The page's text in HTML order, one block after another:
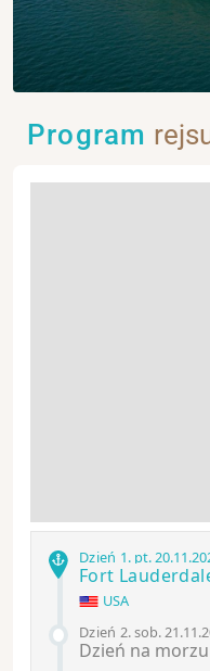
Program
Dzień 1. pt.
Fort
USA
Dzień 2.sob.
Dzień na morzu